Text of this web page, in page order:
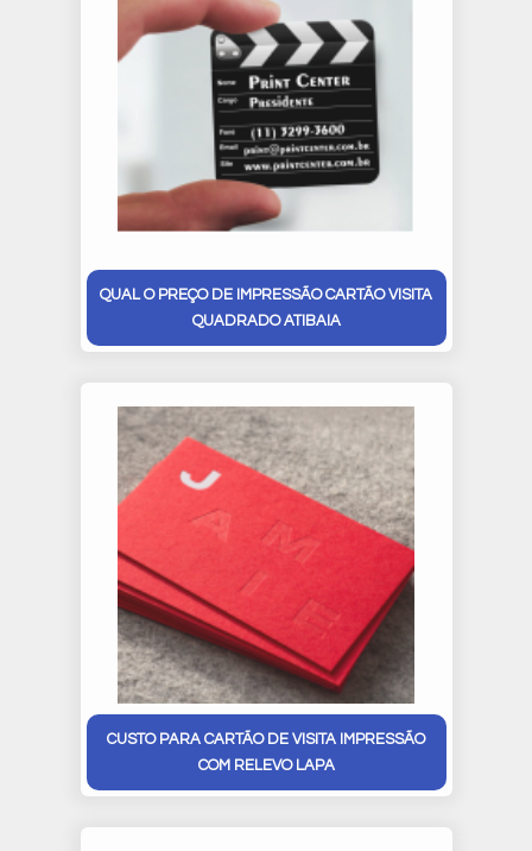
QUAL O PREÇO DE IMPRESSÃO CARTÃO VISITA
QUADRADO ATIBAIA
CUSTO PARA CARTÃO DE VISITA IMPRESSÃO
COM RELEVO LAPA